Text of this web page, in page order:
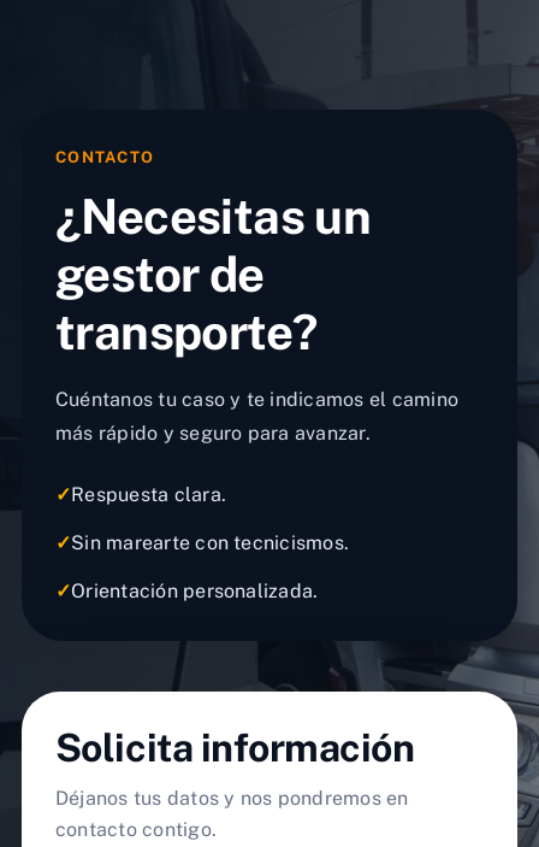
CONTACTO
¿Necesitas un
gestor de
transporte?
Cuéntanos tu caso y te indicamos el camino
más rápido y seguro para avanzar.
✓Respuesta clara.
✓Sin marearte con tecnicismos.
✓Orientación personalizada.
Solicita información
Déjanos tus datos y nos pondremos en
contacto contigo.